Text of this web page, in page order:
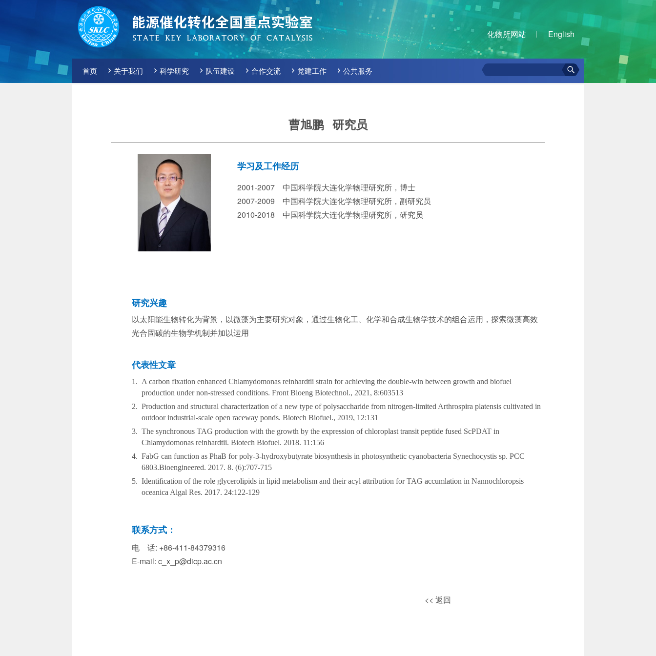
化物所网站 English
首页 关于我们 科学研究 队伍建设 合作交流 党建工作 公共服务
曹旭鹏 研究员
学习及工作经历
2001-2007 中国科学院大连化学物理研究所，博士
2007-2009 中国科学院大连化学物理研究所，副研究员
2010-2018 中国科学院大连化学物理研究所，研究员
研究兴趣
以太阳能生物转化为背景，以微藻为主要研究对象，通过生物化工、化学和合成生物学技术的组合运用，探索微藻高效
光合固碳的生物学机制并加以运用
代表性文章
1. A carbon fixation enhanced Chlamydomonas reinhardtii strain for achieving the double-win between growth and biofuel
production under non-stressed conditions. Front Bioeng Biotechnol., 2021, 8:603513
2. Production and structural characterization of a new type of polysaccharide from nitrogen-limited Arthrospira platensis cultivated in
outdoor industrial-scale open raceway ponds. Biotech Biofuel., 2019, 12:131
3. The synchronous TAG production with the growth by the expression of chloroplast transit peptide fused ScPDAT in
Chlamydomonas reinhardtii. Biotech Biofuel. 2018. 11:156
4. FabG can function as PhaB for poly-3-hydroxybutyrate biosynthesis in photosynthetic cyanobacteria Synechocystis sp. PCC
6803.Bioengineered. 2017. 8. (6):707-715
5. Identification of the role glycerolipids in lipid metabolism and their acyl attribution for TAG accumlation in Nannochloropsis
oceanica Algal Res. 2017. 24:122-129
联系方式：
电 话: +86-411-84379316
E-mail: c_x_p@dicp.ac.cn
<< 返回